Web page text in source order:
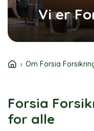
Vi er
Om Forsia
Forsia
for alle